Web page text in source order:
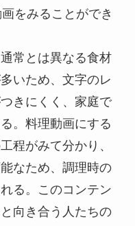
をみることができ
常とは異なる食材
いため、文字のレ
きにくく、家庭で
。料理動画にする
程がみて分かり、
なため、調理時の
る。このコンテン
向き合う人たちの